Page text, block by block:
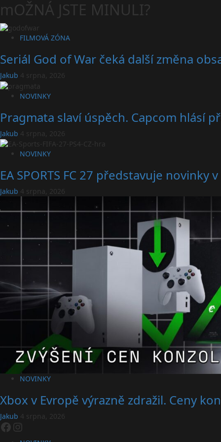
mOŽNÁ JSTE MINULI?
FILMOVÁ ZÓNA
Seriál God of War čeká další změna
Jakub 4 srpna, 2026
NOVINKY
Pragmata slaví úspěch. Capcom hlásí
Jakub 4 srpna, 2026
NOVINKY
EA SPORTS FC 27 představuje novinky
Jakub 4 srpna, 2026
NOVINKY
Xbox v Evropě výrazně zdražil. Ceny
Jakub 4 srpna, 2026
Facebook
Instagram